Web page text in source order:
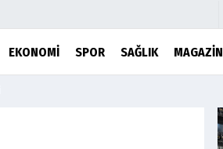
EKONOMI SPOR SAĞLIK MAGAZIN